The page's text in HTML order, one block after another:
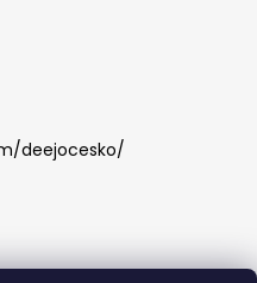
deejocesko/